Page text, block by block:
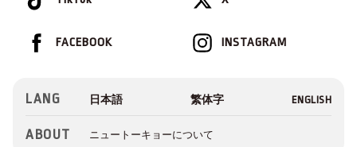
INSTAGRAM
FACEBOOK
LANG
ABOUT ニュートーキョーについて